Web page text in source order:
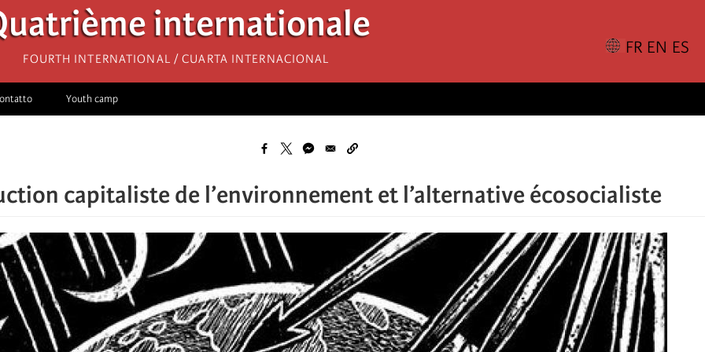
internationale
Fourth International / Cuarta Internacional
Youth camp
capitaliste de l’environnement et l’alternative écosocialiste